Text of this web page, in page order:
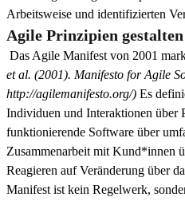
Arbeitsweise und identifizierten
Agile Prinzipien
Das Agile Manifest von 2001
et al. (2001). Manifesto for Agile
http://agilemanifesto.org/) Es
Individuen und Interaktionen über
funktionierende Software über
Zusammenarbeit mit Kund*innen
Reagieren auf Veränderung über
Manifest ist kein Regelwerk,